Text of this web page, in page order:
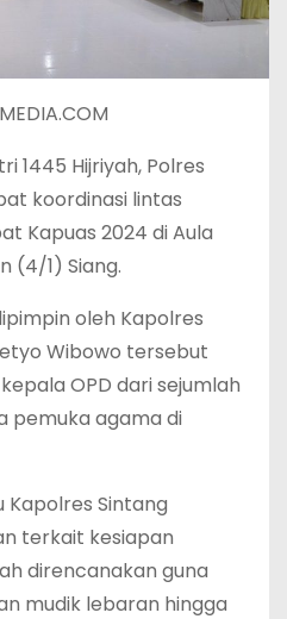
1445 Hijriyah, Polres
koordinasi lintas
Kapuas 2024 di Aula
(4/1) Siang.
oleh Kapolres
Wibowo tersebut
OPD dari sejumlah
pemuka agama di
Sintang
terkait kesiapan
direncanakan guna
mudik lebaran hingga